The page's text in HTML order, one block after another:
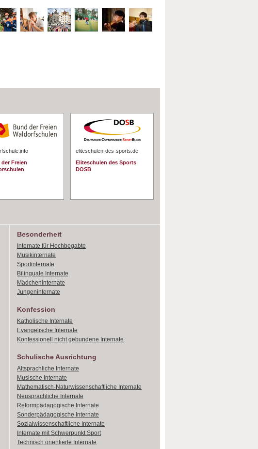
Freien
eliteschulen-des-sports.de
Eliteschulen des Sports
DOSB
Besonderheit
Internate für Hochbegabte
Musikinternate
Sportinternate
Bilinguale Internate
Mädcheninternate
Jungeninternate
Konfession
Katholische Internate
Evangelische Internate
Konfessionell nicht gebundene Internate
Schulische Ausrichtung
Altsprachliche Internate
Musische Internate
Mathematisch-Naturwissenschaftliche Internate
Neusprachliche Internate
Reformpädagogische Internate
Sonderpädagogische Internate
Sozialwissenschaftliche Internate
Internate mit Schwerpunkt Sport
Technisch orientierte Internate